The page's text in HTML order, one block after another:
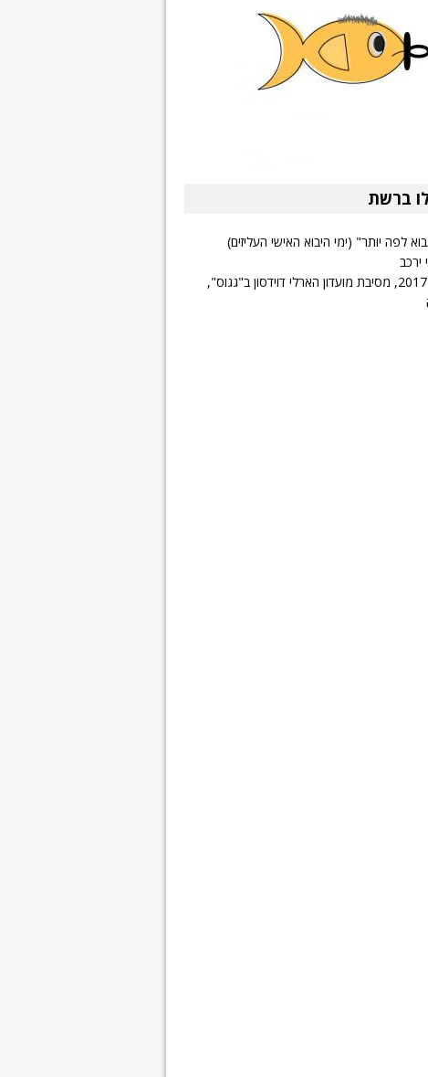
ברשת
לפה יותר" (ימי היבוא האישי העליזים)
ירכב
פורים 2017, מסיבת מועדון הארלי דוידסון ב"גגוס",